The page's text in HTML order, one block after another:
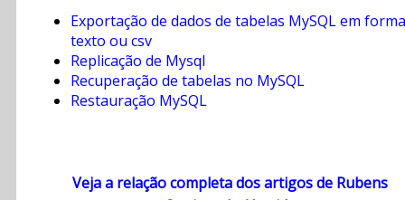
Exportação de dados de tabelas MySQL em
texto ou csv
Replicação de Mysql
Recuperação de tabelas no MySQL
Restauração MySQL
Veja a relação completa dos artigos de Rubens